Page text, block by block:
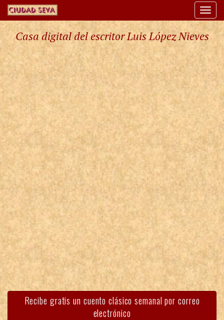
Casa digital del escritor Luis López Nieves
Recibe gratis un cuento clásico semanal por correo
electrónico